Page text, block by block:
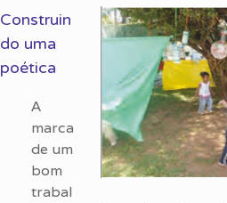
Construin
do uma
poética
A
marca
de um
bom
trabal